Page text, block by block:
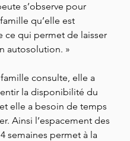
s’observe pour
qu’elle est
ce qui permet de laisser
autosolution. »
famille consulte, elle a
la disponibilité du
et elle a besoin de temps
Ainsi l’espacement des
semaines permet à la